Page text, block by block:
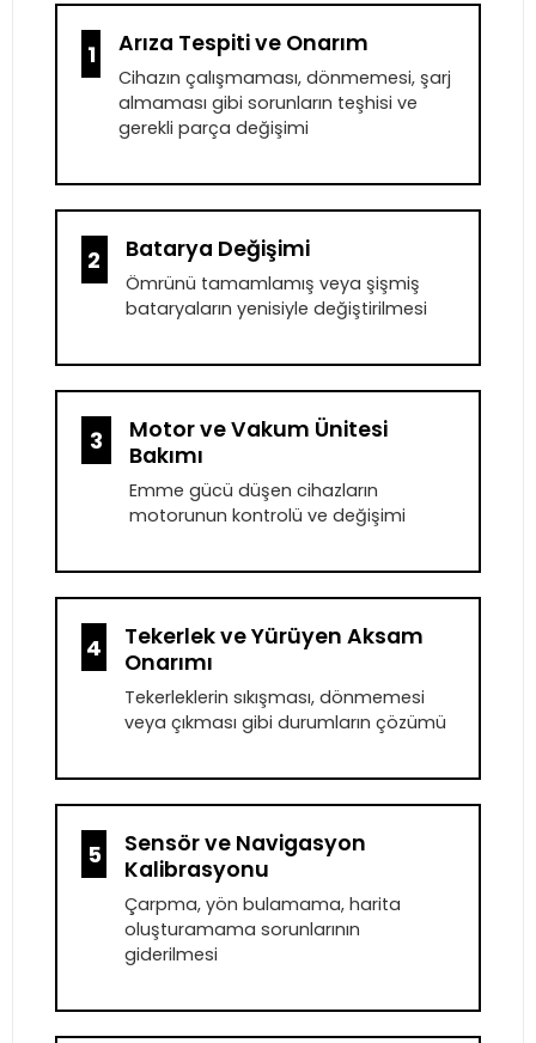
1 Arıza Tespiti ve Onarım
Cihazın çalışmaması, dönmemesi, şarj
almaması gibi sorunların teşhisi ve
gerekli parça değişimi
2 Batarya Değişimi
Ömrünü tamamlamış veya şişmiş
bataryaların yenisiyle değiştirilmesi
3
Motor ve Vakum Ünitesi
Bakımı
Emme gücü düşen cihazların
motorunun kontrolü ve değişimi
4
Tekerlek ve Yürüyen Aksam
Onarımı
Tekerleklerin sıkışması, dönmemesi
veya çıkması gibi durumların çözümü
5
Sensör ve Navigasyon
Kalibrasyonu
Çarpma, yön bulamama, harita
oluşturamama sorunlarının
giderilmesi